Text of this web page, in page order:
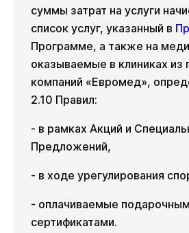
суммы затрат на услуги
список услуг, указанный в
Программе, а также на
оказываемые в клиниках из
компаний «Евромед»,
2.10 Правил:
- в рамках Акций и
Предложений,
- в ходе урегулирования
- оплачиваемые
сертификатами.